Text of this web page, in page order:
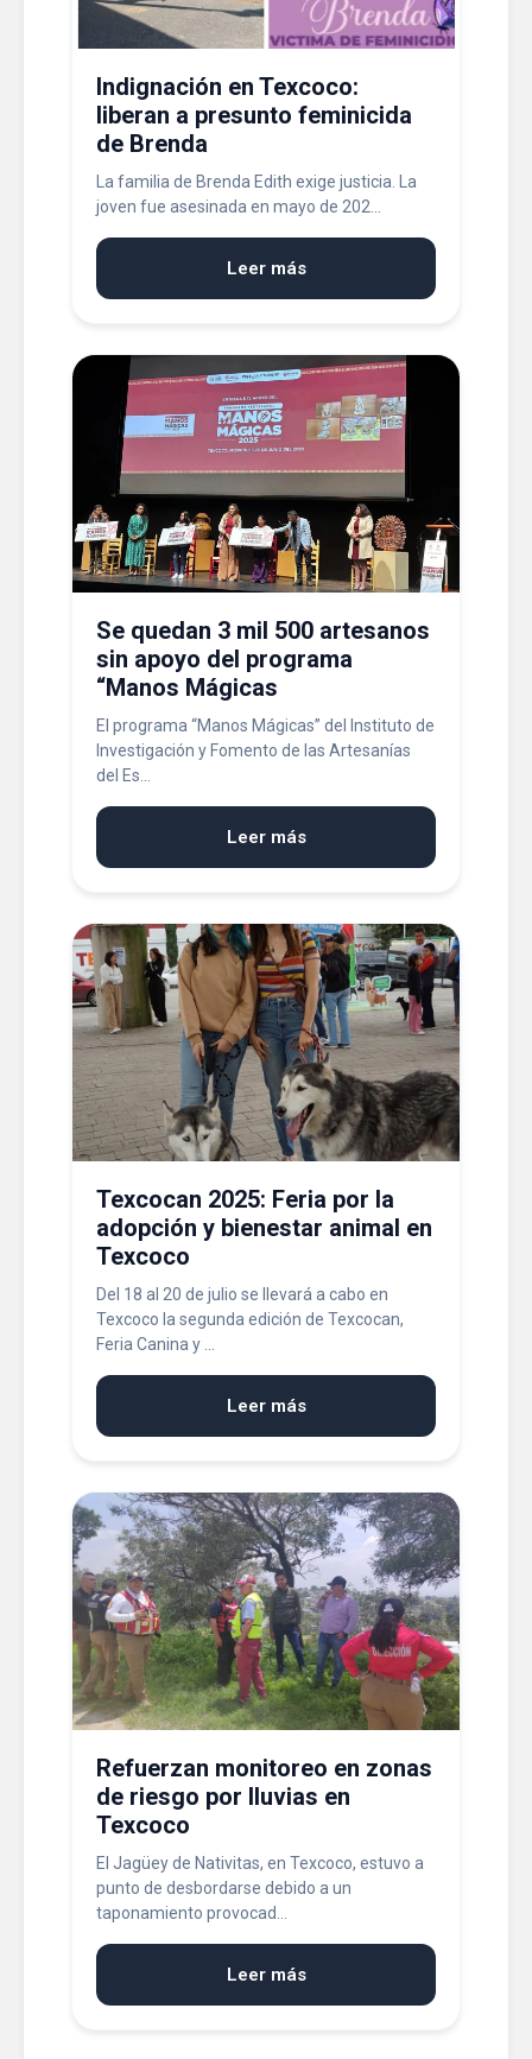
Indignación en Texcoco:
liberan a presunto feminicida
de Brenda
La familia de Brenda Edith exige justicia. La
joven fue asesinada en mayo de 202...
Leer más
Se quedan 3 mil 500 artesanos
sin apoyo del programa
“Manos Mágicas
El programa “Manos Mágicas” del Instituto de
Investigación y Fomento de las Artesanías
del Es...
Leer más
Texcocan 2025: Feria por la
adopción y bienestar animal en
Texcoco
Del 18 al 20 de julio se llevará a cabo en
Texcoco la segunda edición de Texcocan,
Feria Canina y ...
Leer más
Refuerzan monitoreo en zonas
de riesgo por lluvias en
Texcoco
El Jagüey de Nativitas, en Texcoco, estuvo a
punto de desbordarse debido a un
taponamiento provocad...
Leer más